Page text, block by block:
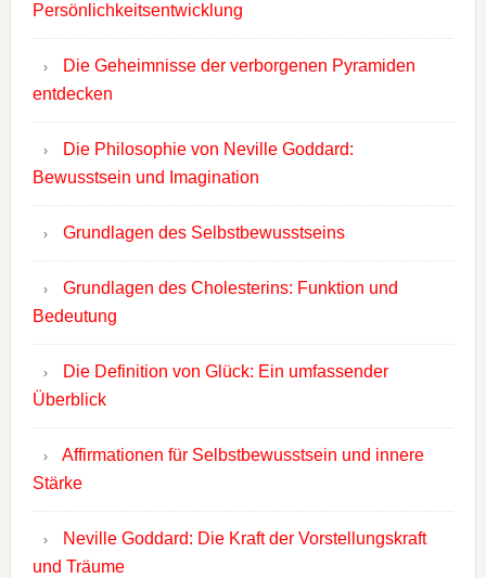
Persönlichkeitsentwicklung
Die Geheimnisse der verborgenen Pyramiden
entdecken
Die Philosophie von Neville Goddard:
Bewusstsein und Imagination
Grundlagen des Selbstbewusstseins
Grundlagen des Cholesterins: Funktion und
Bedeutung
Die Definition von Glück: Ein umfassender
Überblick
Affirmationen für Selbstbewusstsein und innere
Stärke
Neville Goddard: Die Kraft der Vorstellungskraft
und Träume